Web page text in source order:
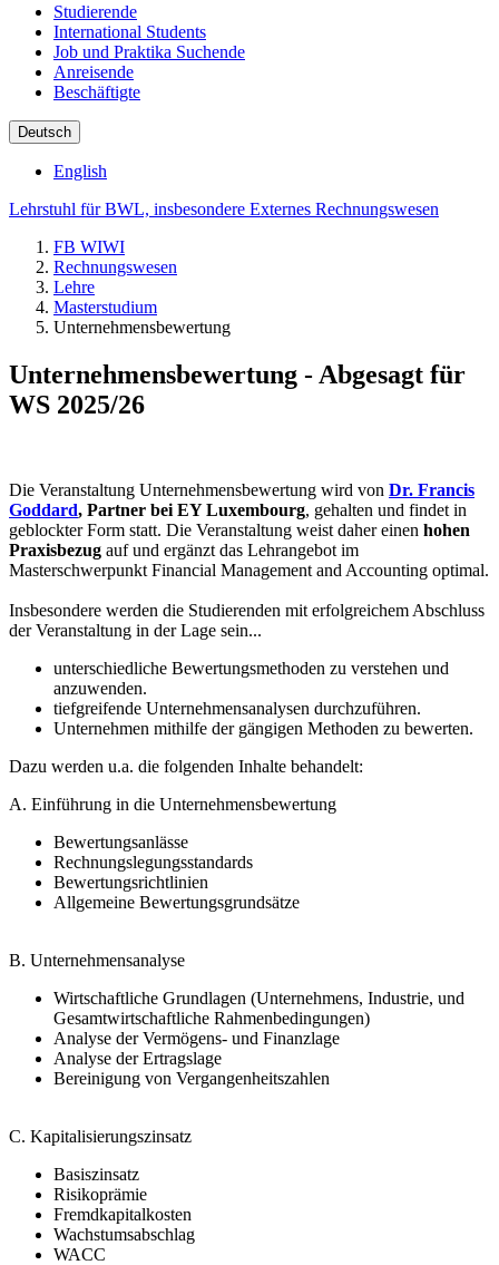
Studierende
International Students
Job und Praktika Suchende
Anreisende
Beschäftigte
Deutsch
English
Lehrstuhl für BWL, insbesondere Externes Rechnungswesen
FB WIWI
Rechnungswesen
Lehre
Masterstudium
Unternehmensbewertung
Unternehmensbewertung - Abgesagt für
WS 2025/26
Die Veranstaltung Unternehmensbewertung wird von Dr. Francis
Goddard, Partner bei EY Luxembourg, gehalten und findet in
geblockter Form statt. Die Veranstaltung weist daher einen hohen
Praxisbezug auf und ergänzt das Lehrangebot im
Masterschwerpunkt Financial Management and Accounting optimal.
Insbesondere werden die Studierenden mit erfolgreichem Abschluss
der Veranstaltung in der Lage sein...
unterschiedliche Bewertungsmethoden zu verstehen und
anzuwenden.
tiefgreifende Unternehmensanalysen durchzuführen.
Unternehmen mithilfe der gängigen Methoden zu bewerten.
Dazu werden u.a. die folgenden Inhalte behandelt:
A. Einführung in die Unternehmensbewertung
Bewertungsanlässe
Rechnungslegungsstandards
Bewertungsrichtlinien
Allgemeine Bewertungsgrundsätze
B. Unternehmensanalyse
Wirtschaftliche Grundlagen (Unternehmens, Industrie, und
Gesamtwirtschaftliche Rahmenbedingungen)
Analyse der Vermögens- und Finanzlage
Analyse der Ertragslage
Bereinigung von Vergangenheitszahlen
C. Kapitalisierungszinsatz
Basiszinsatz
Risikoprämie
Fremdkapitalkosten
Wachstumsabschlag
WACC